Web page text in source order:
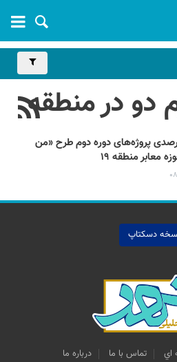
دو در منطقه
۹۵ درصدی پروژه‌های دوره دوم طرح «من
معابر منطقه ۱۹
دسکتاپ
اي تماس با ما درباره ما